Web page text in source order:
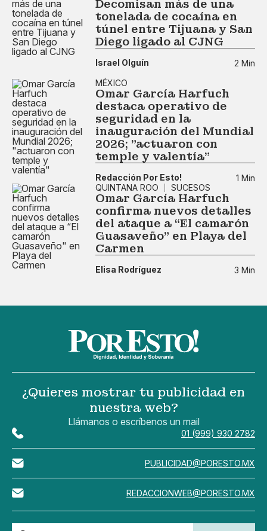
Decomisan más de una
tonelada de cocaína en
túnel entre Tijuana y San
Diego ligado al CJNG
Israel Olguín
2 Min
MÉXICO
Omar García Harfuch
destaca operativo de
seguridad en la
inauguración del Mundial
2026; "actuaron con
temple y valentía"
Redacción Por Esto!
1 Min
QUINTANA ROO
SUCESOS
Omar García Harfuch
confirma nuevos detalles
del ataque a “El camarón
Guasaveño" en Playa del
Carmen
Elisa Rodríguez 3 Min
¿Quieres mostrar tu publicidad en
nuestra web?
Llámanos o escríbenos un mail
01 (999) 930 2782
PUBLICIDAD@PORESTO.MX
REDACCIONWEB@PORESTO.MX